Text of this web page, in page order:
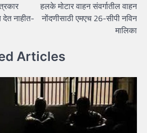
देत नाहीत-
हलके मोटार वाहन संवर्गातील वाहन
नोंदणीसाठी एमएच 26-सीपी नविन
मालिका
Articles